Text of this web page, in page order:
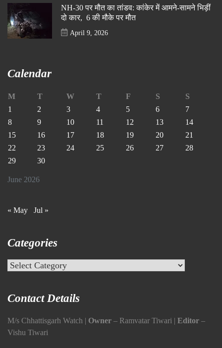
NH-30 पर मौत का तांडव: कांकेर में आमने-सामने भिड़ीं
दो कार, 6 की मौके पर मौत
April 9, 2026
Calendar
June 2026
M T W T F S
S
1
2 3 4 5 6
7
8
9 10 11 12 13
14
15
16 17 18 19 20
21
22
23 24 25 26 27
28
29
30
« May Jul »
Categories
Categories
Contact Details
M/s Chhattisgarh Watch | Owner – Ramvatar Tiwari | Editor –
Vishu Tiwari